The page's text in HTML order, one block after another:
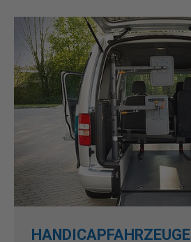
HANDICAPFAHRZEUGE